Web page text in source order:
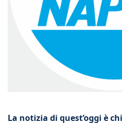
La notizia di quest’oggi è